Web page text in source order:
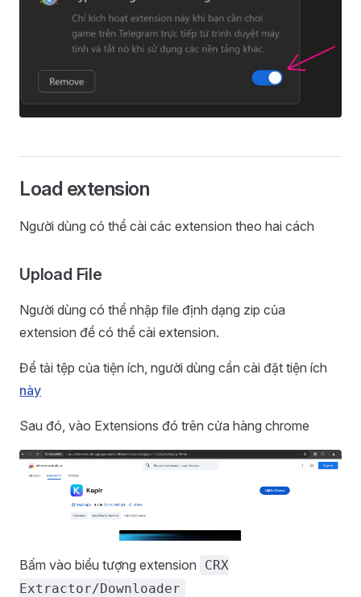
Load extension
Người dùng có thể cài các extension theo hai cách
Upload File
Người dùng có thể nhập file định dạng zip của
extension để có thể cài extension.
Để tải tệp của tiện ích, người dùng cần cài đặt tiện ích
này
Sau đó, vào Extensions đó trên cửa hàng chrome
Bấm vào biểu tượng extension
CRX
Extractor/Downloader